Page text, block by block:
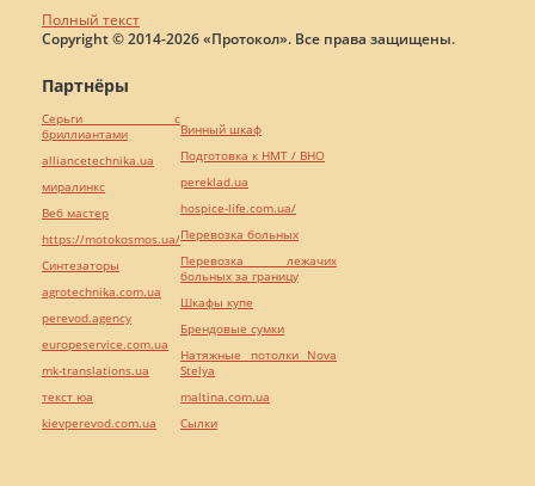
Полный текст
Copyright © 2014-2026 «Протокол». Все права защищены.
Партнёры
Серьги с
бриллиантами
alliancetechnika.ua
миралинкс
Веб мастер
https://motokosmos.ua/
Синтезаторы
agrotechnika.com.ua
perevod.agency
europeservice.com.ua
mk-translations.ua
текст юа
kievperevod.com.ua
Винный шкаф
Подготовка к НМТ / ВНО
pereklad.ua
hospice-life.com.ua/
Перевозка больных
Перевозка лежачих
больных за границу
Шкафы купе
Брендовые сумки
Натяжные потолки Nova
Stelya
maltina.com.ua
Cылки